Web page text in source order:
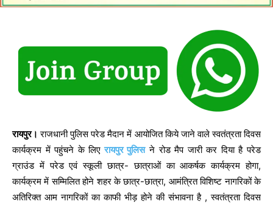
रायपुर। राजधानी पुलिस परेड मैदान में आयोजित किये जाने वाले स्वतंत्रता दिवस
कार्यक्रम में पहुंचने के लिए रायपुर पुलिसने रोड मैप जारी कर दिया है परेड
ग्राउंड में परेड एवं स्कूली छात्र- छात्राओं का आकर्षक कार्यक्रम होगा,
कार्यक्रम में सम्मिलित होने शहर के छात्र-छात्रा, आमंत्रित विशिष्ट नागरिकों के
अतिरिक्त आम नागरिकों का काफी भीड़ होने की संभावना है , स्वतंत्रता दिवस